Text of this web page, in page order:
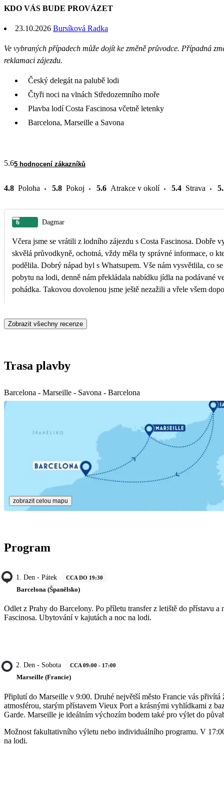
KDO VÁS BUDE PROVÁZET
23.10.2026 Bursíková Radka
Ve vybraných případech může dojít ke změně průvodce. Případná
reklamaci zájezdu.
Český delegát na palubě lodi
Čtyři noci na vlnách Středozemního moře
Plavba lodí Costa Fascinosa včetně letenky
Barcelona, Marseille a Savona
5.65 hodnocení zákazníků
4.8 Poloha 5.8 Pokoj 5.6 Atrakce v okolí 5.4 Strava
6 Dagmar
Včera jsme se vrátili z lodního zájezdu s Costa Fascinosa. Dobře
skvělá průvodkyně, ochotná, vždy měla ty správné informace, o
podělila. Dobrý nápad byl s Whatsupem. Vše nám vysvětlila, co
pobytu na lodi, denně nám překládala nabídku jídla na podávané
pohádka. Takovou dovolenou jsme ještě nezažili a vřele všem
Zobrazit všechny recenze
Trasa plavby
Barcelona - Marseille - Savona - Barcelona
zobrazit celou mapu
Program
1. Den - Pátek CCA DO 19:30
Barcelona (Španělsko)
Odlet z Prahy do Barcelony. Po příletu transfer z letiště do přístavu a
Fascinosa. Ubytování v kajutách a noc na lodi.
2. Den - Sobota CCA 09:00 - 17:00
Marseille (Francie)
Připlutí do Marseille v 9:00. Druhé největší město Francie vás přivítá
atmosférou, starým přístavem Vieux Port a krásnými vyhlídkami z
Garde. Marseille je ideálním výchozím bodem také pro výlet do
Možnost fakultativního výletu nebo individuálního programu. V
na lodi.